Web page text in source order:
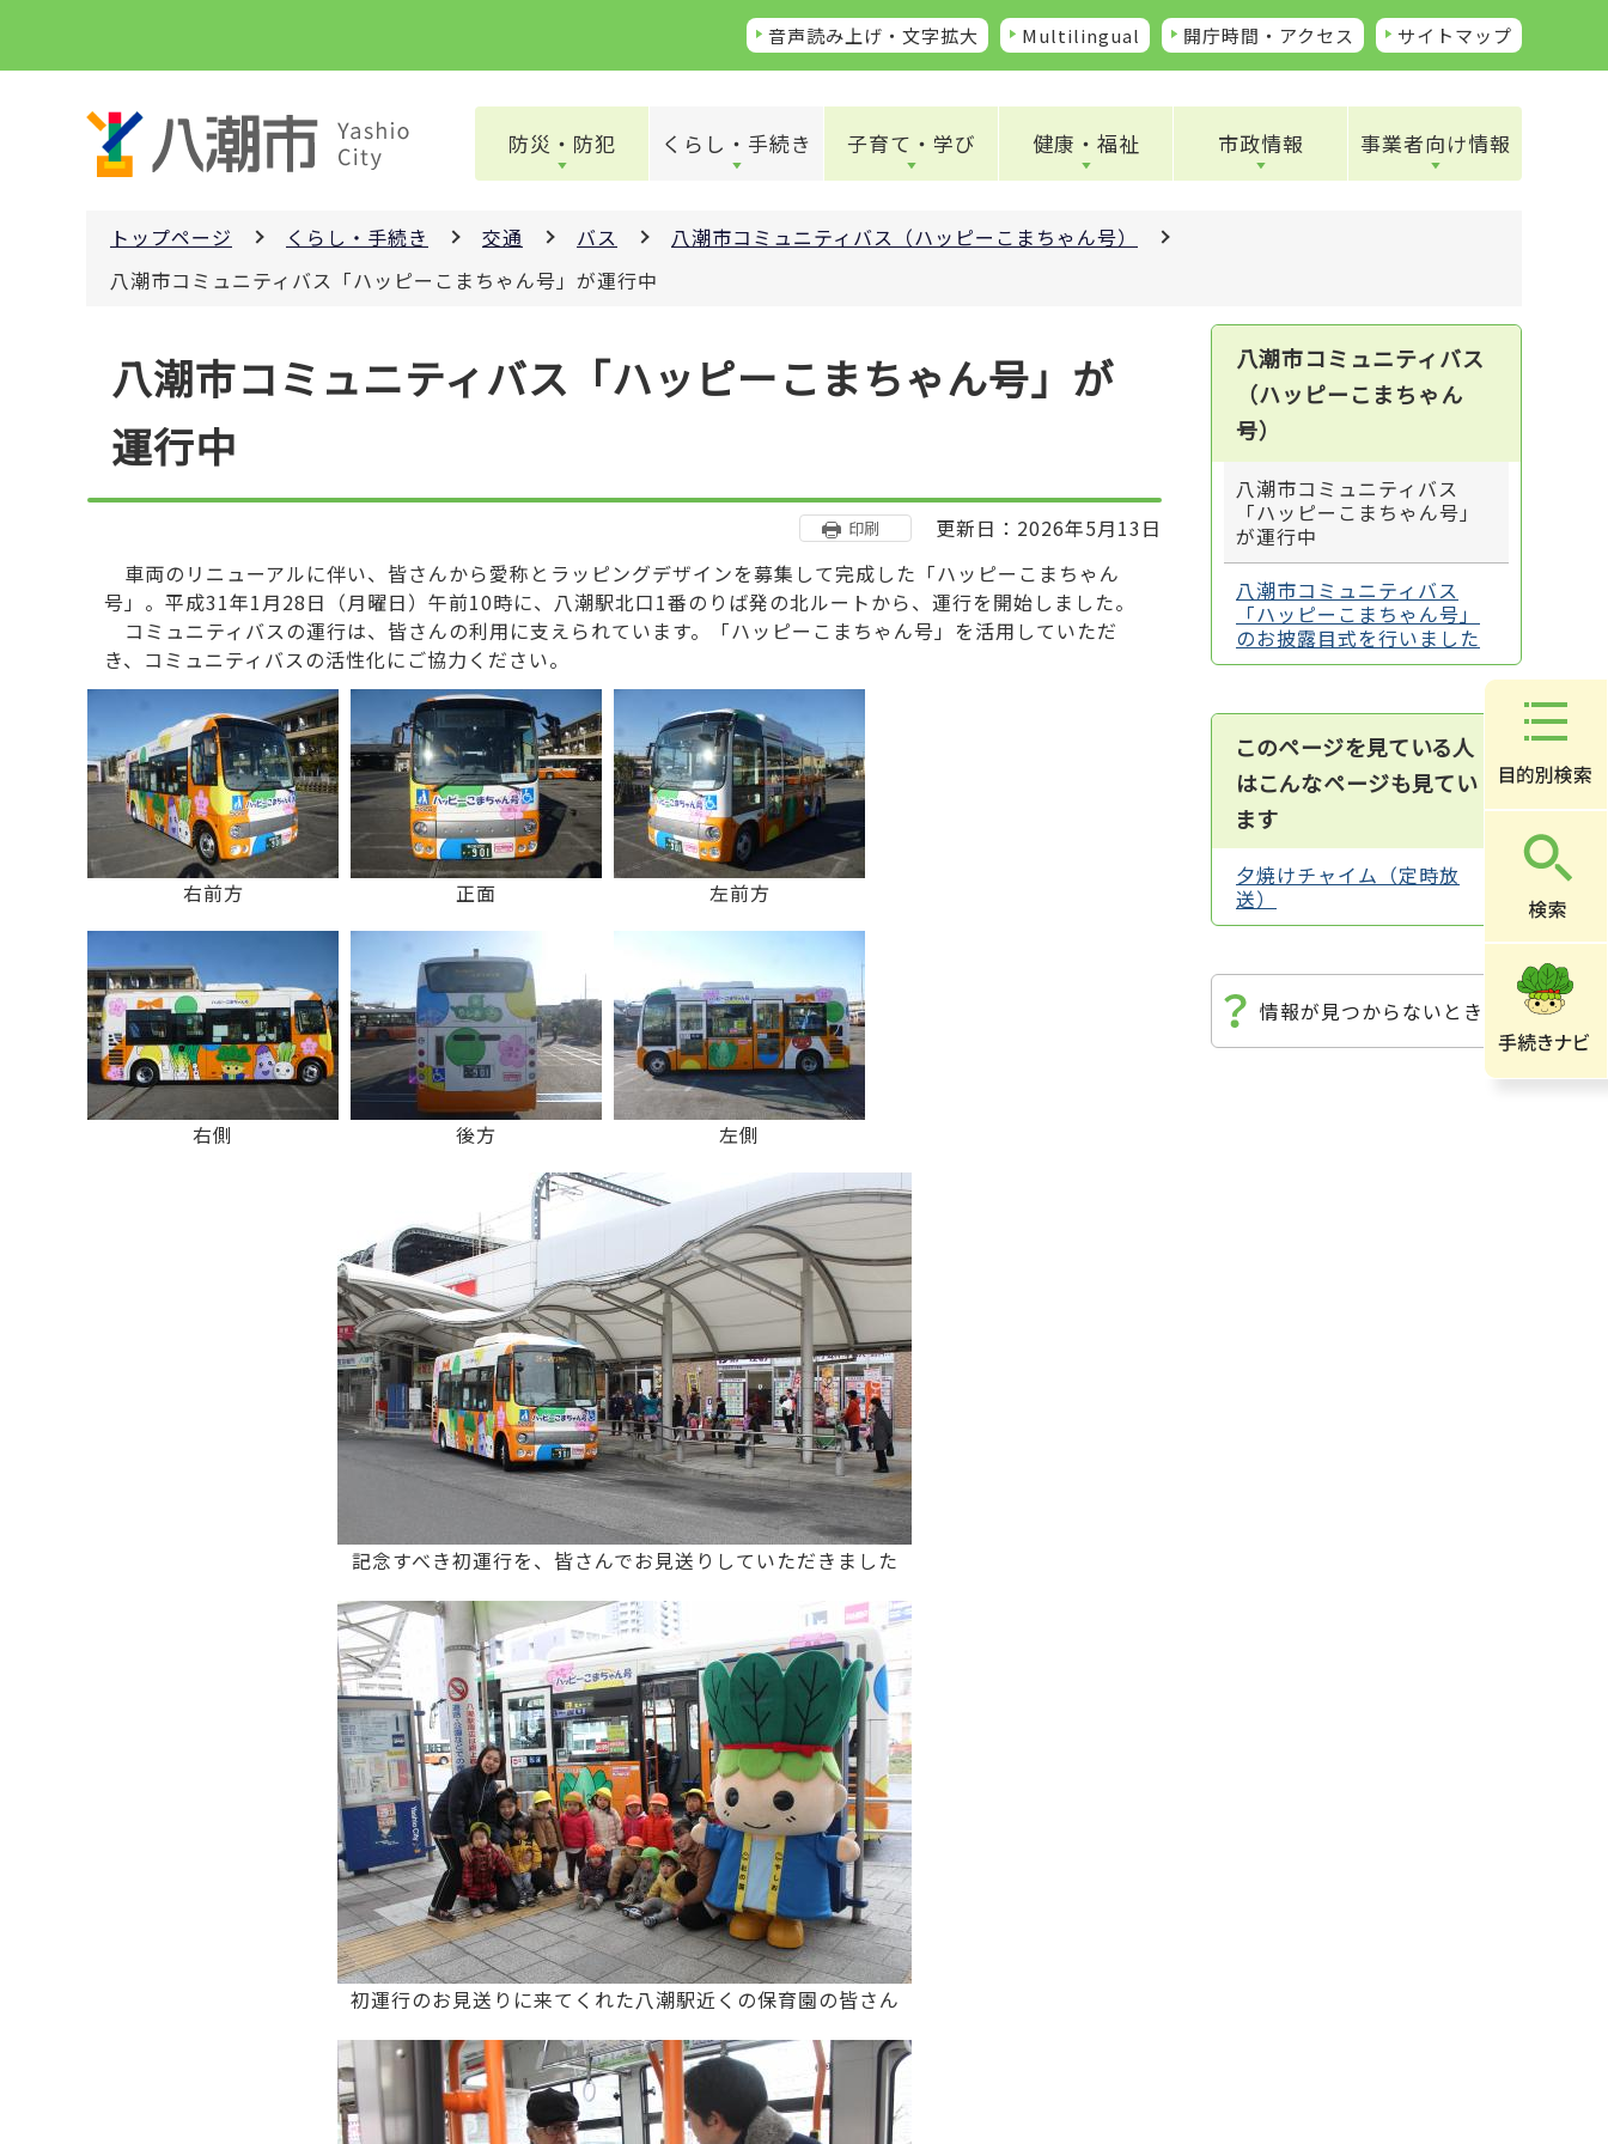
ペ
音声読み上げ・文字拡大 Multilingual 開庁時間・アクセス サイトマップ
防災・防犯 くらし・手続き 子育て・学び 健康・福祉 市政情報 事業者向け情報
トップページ くらし・手続き 交通 バス
八潮市コミュニティバス（ハッピーこまちゃん号）
八潮市コミュニティバス「ハッピーこまちゃん号」が運行中
八潮市コミュニティバス「ハッピーこまちゃん号」が
運行中
印刷
更新日：2026年5月13日
車両のリニューアルに伴い、皆さんから愛称とラッピングデザインを募集して完成した「ハッピーこまちゃん
号」。平成31年1月28日（月曜日）午前10時に、八潮駅北口1番のりば発の北ルートから、運行を開始しました。
コミュニティバスの運行は、皆さんの利用に支えられています。「ハッピーこまちゃん号」を活用していただ
き、コミュニティバスの活性化にご協力ください。
右前方 正面 左前方
右側 後方 左側
記念すべき初運行を、皆さんでお見送りしていただきました
初運行のお見送りに来てくれた八潮駅近くの保育園の皆さん
八潮市コミュニティバス
（ハッピーこまちゃん
号）
八潮市コミュニティバス
「ハッピーこまちゃん号」
が運行中
八潮市コミュニティバス
「ハッピーこまちゃん号」
のお披露目式を行いました
このページを見ている人
はこんなページも見てい
ます
夕焼けチャイム（定時放
送）
情報が見つからないときは